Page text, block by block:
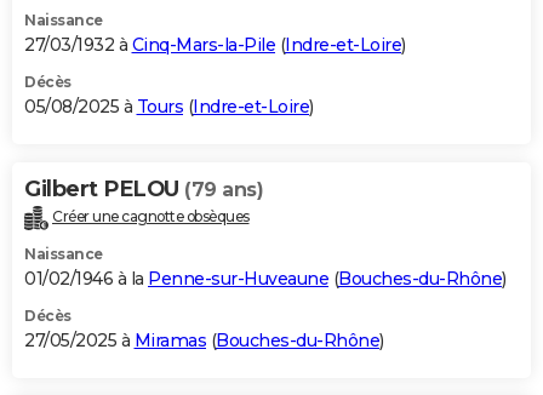
Naissance
27/03/1932 à Cinq-Mars-la-Pile (Indre-et-Loire)
Décès
05/08/2025 à Tours (Indre-et-Loire)
Gilbert PELOU (79 ans)
Créer une cagnotte obsèques
Naissance
01/02/1946 à la Penne-sur-Huveaune (Bouches-du-Rhône)
Décès
27/05/2025 à Miramas (Bouches-du-Rhône)